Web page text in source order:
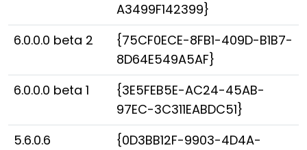
A3499F142399}
6.0.0.0 beta 2
{75CF0ECE-8FB1-409D-B1B7-
8D64E549A5AF}
6.0.0.0 beta 1
{3E5FEB5E-AC24-45AB-
97EC-3C311EABDC51}
5.6.0.6
{0D3BB12F-9903-4D4A-